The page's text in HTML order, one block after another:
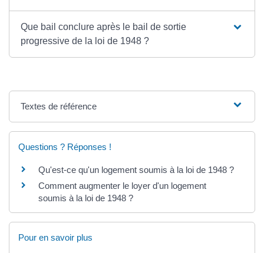
Que bail conclure après le bail de sortie
progressive de la loi de 1948 ?
Textes de référence
Questions ? Réponses !
Qu'est-ce qu'un logement soumis à la loi de 1948 ?
Comment augmenter le loyer d'un logement
soumis à la loi de 1948 ?
Pour en savoir plus